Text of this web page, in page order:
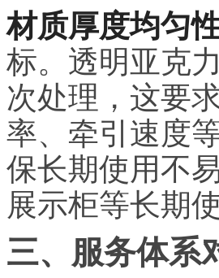
材质厚度均匀
标。透明亚克
次处理，这要
率、牵引速度
保长期使用不
展示柜等长期
三、服务体系